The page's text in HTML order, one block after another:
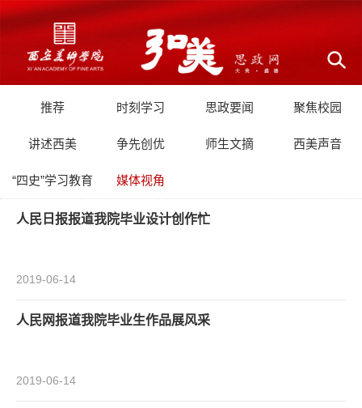
推荐 时刻学习 思政要闻 聚焦校园
讲述西美 争先创优 师生文摘 西美声音
“四史”学习教育 媒体视角
人民日报报道我院毕业设计创作忙
2019-06-14
人民网报道我院毕业生作品展风采
2019-06-14